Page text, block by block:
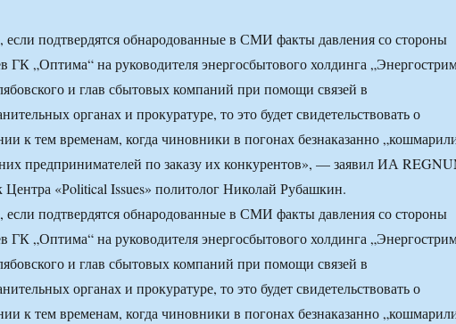
если подтвердятся обнародованные в СМИ факты давления со стороны
ГК „Оптима“ на руководителя энергосбытового холдинга
и глав сбытовых компаний при помощи связей в
органах и прокуратуре, то это будет свидетельствовать о
к тем временам, когда чиновники в погонах безнаказанно
предпринимателей по заказу их конкурентов», — заявил ИА
Центра «Рolitical Issues» политолог Николай Рубашкин.
если подтвердятся обнародованные в СМИ факты давления со стороны
ГК „Оптима“ на руководителя энергосбытового холдинга
и глав сбытовых компаний при помощи связей в
органах и прокуратуре, то это будет свидетельствовать о
к тем временам, когда чиновники в погонах безнаказанно